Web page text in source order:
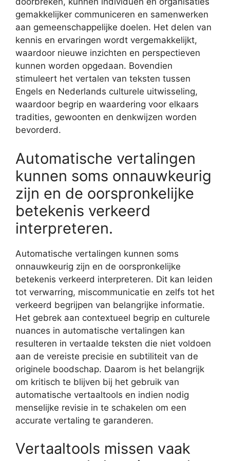
gemakkelijker communiceren en samenwerken
aan gemeenschappelijke doelen. Het delen van
kennis en ervaringen wordt vergemakkelijkt,
waardoor nieuwe inzichten en perspectieven
kunnen worden opgedaan. Bovendien
stimuleert het vertalen van teksten tussen
Engels en Nederlands culturele uitwisseling,
waardoor begrip en waardering voor elkaars
tradities, gewoonten en denkwijzen worden
bevorderd.
Automatische vertalingen
kunnen soms onnauwkeurig
zijn en de oorspronkelijke
betekenis verkeerd
interpreteren.
Automatische vertalingen kunnen soms
onnauwkeurig zijn en de oorspronkelijke
betekenis verkeerd interpreteren. Dit kan leiden
tot verwarring, miscommunicatie en zelfs tot het
verkeerd begrijpen van belangrijke informatie.
Het gebrek aan contextueel begrip en culturele
nuances in automatische vertalingen kan
resulteren in vertaalde teksten die niet voldoen
aan de vereiste precisie en subtiliteit van de
originele boodschap. Daarom is het belangrijk
om kritisch te blijven bij het gebruik van
automatische vertaaltools en indien nodig
menselijke revisie in te schakelen om een
accurate vertaling te garanderen.
Vertaaltools missen vaak